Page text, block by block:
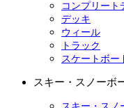
コンプリート
デッキ
ウィール
トラック
スケートボー
スキー・スノーボ